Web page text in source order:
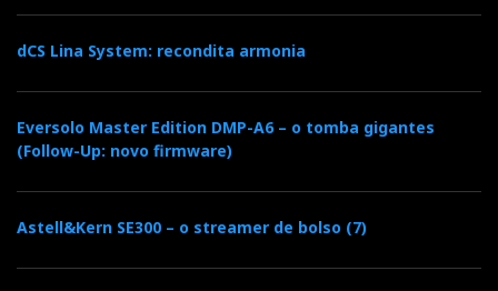
dCS Lina System: recondita armonia
Eversolo Master Edition DMP-A6 – o tomba gigantes
(Follow-Up: novo firmware)
Astell&Kern SE300 – o streamer de bolso (7)